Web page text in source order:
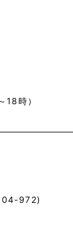
時）
972)